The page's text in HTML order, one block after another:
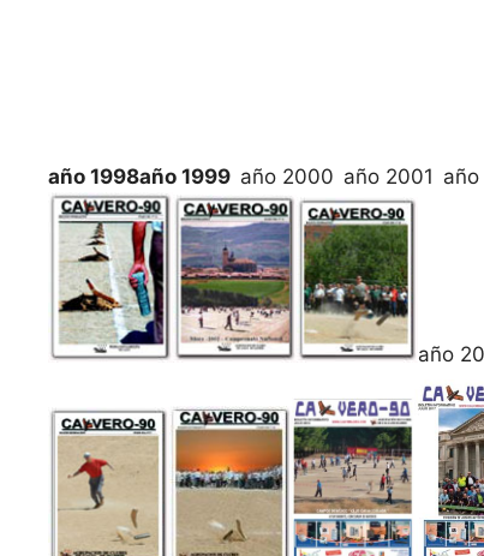
año 1998año 1999 año 2000 año 2001
año